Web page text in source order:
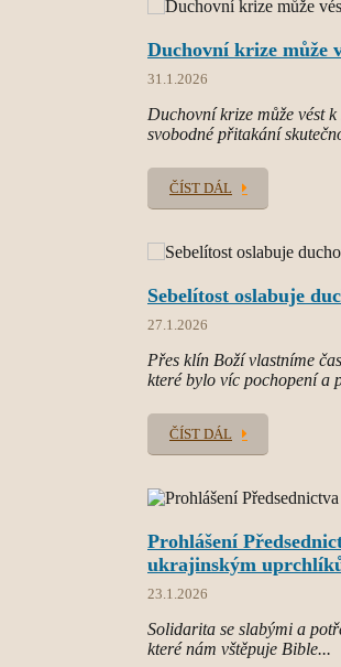
Duchovní krize může
31.1.2026
Duchovní krize může vést
svobodné přitakání
ČÍST DÁL
Sebelítost oslabuje
27.1.2026
Přes klín Boží vlastníme
které bylo víc pochopení a
ČÍST DÁL
Prohlášení
ukrajinským
23.1.2026
Solidarita se slabými a
které nám vštěpuje Bible...